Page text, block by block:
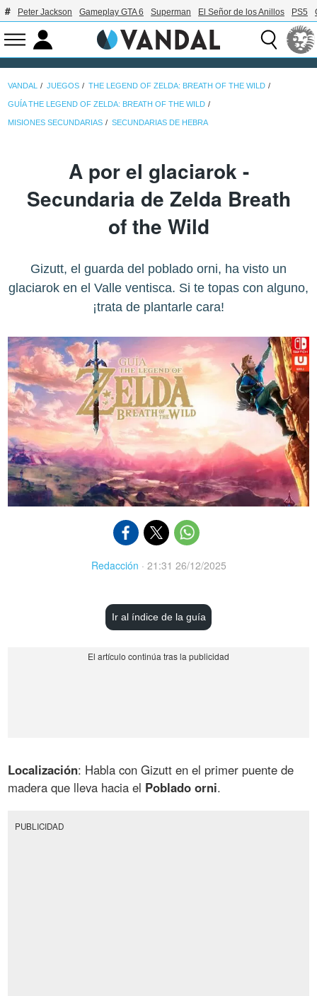
Peter Jackson Gameplay GTA 6 Superman El Señor de los Anillos PS5
VANDAL JUEGOS THE LEGEND OF ZELDA: BREATH OF THE WILD
GUÍA THE LEGEND OF ZELDA: BREATH OF THE WILD
MISIONES SECUNDARIAS SECUNDARIAS DE HEBRA
A por el glaciarok -
Secundaria de Zelda Breath
of the Wild
Gizutt, el guarda del poblado orni, ha visto un
glaciarok en el Valle ventisca. Si te topas con alguno,
¡trata de plantarle cara!
Redacción · 21:31 26/12/2025
Ir al índice de la guía
Localización: Habla con Gizutt en el primer puente de
madera que lleva hacia el Poblado orni.
PUBLICIDAD